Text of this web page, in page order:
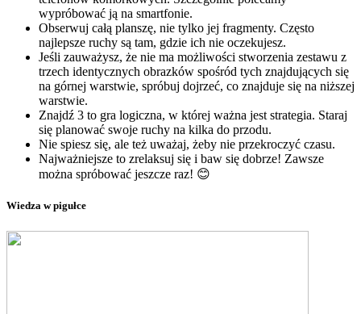
wypróbować ją na smartfonie.
Obserwuj całą planszę, nie tylko jej fragmenty. Często
najlepsze ruchy są tam, gdzie ich nie oczekujesz.
Jeśli zauważysz, że nie ma możliwości stworzenia zestawu z
trzech identycznych obrazków spośród tych znajdujących się
na górnej warstwie, spróbuj dojrzeć, co znajduje się na niższej
warstwie.
Znajdź 3 to gra logiczna, w której ważna jest strategia. Staraj
się planować swoje ruchy na kilka do przodu.
Nie spiesz się, ale też uważaj, żeby nie przekroczyć czasu.
Najważniejsze to zrelaksuj się i baw się dobrze! Zawsze
można spróbować jeszcze raz! 😊
Wiedza w pigułce